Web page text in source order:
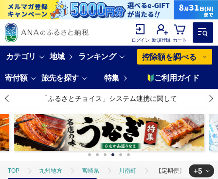
ログイン 新規登録 カート
カテゴリ 地域 ランキング 控除額を調べる
寄付額 旅先を探す 特集 ご利用ガイド
「ふるさとチョイス」システム連携に関して
TOP 九州地方 宮崎県 川南町 【定期便】 宮崎牛12
+5